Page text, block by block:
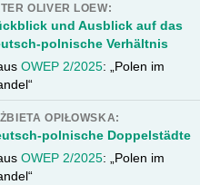
OLIVER LOEW:
und Ausblick auf das
polnische Verhältnis
OWEP 2/2025: „Polen im
OPIŁOWSKA:
polnische Doppelstädte
OWEP 2/2025: „Polen im